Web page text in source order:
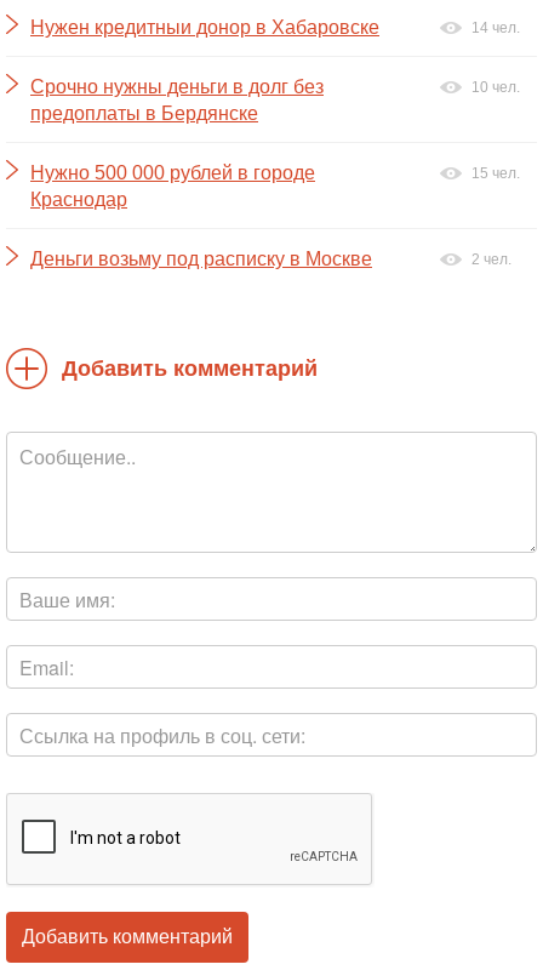
Нужен кредитныи донор в Хабаровске 14 чел.
Срочно нужны деньги в долг без
предоплаты в Бердянске
10 чел.
Нужно 500 000 рублей в городе
Краснодар
15 чел.
Деньги возьму под расписку в Москве 2 чел.
Добавить комментарий